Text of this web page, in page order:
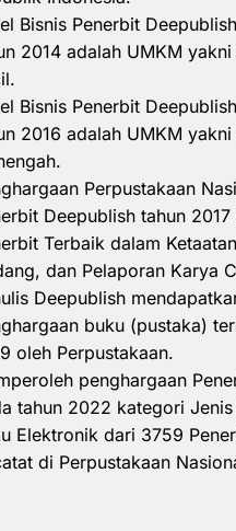
Bisnis Penerbit
2014 adalah UMKM yakni
Bisnis Penerbit
2016 adalah UMKM yakni
Perpustakaan
Deepublish tahun 2017
Terbaik dalam
dan Pelaporan Karya
Deepublish
buku (pustaka)
oleh Perpustakaan.
penghargaan
tahun 2022 kategori Jenis
Elektronik dari 3759
di Perpustakaan